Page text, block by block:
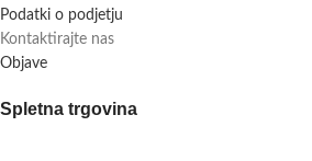
Podatki o podjetju
Kontaktirajte nas
Objave
Spletna trgovina